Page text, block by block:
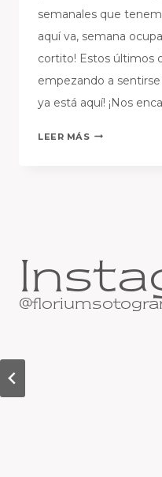
semanales que
aquí va, semana
cortito! Estos últimos
empezando a
ya está aquí! ¡Nos
LEER MÁS ¡BUENOS